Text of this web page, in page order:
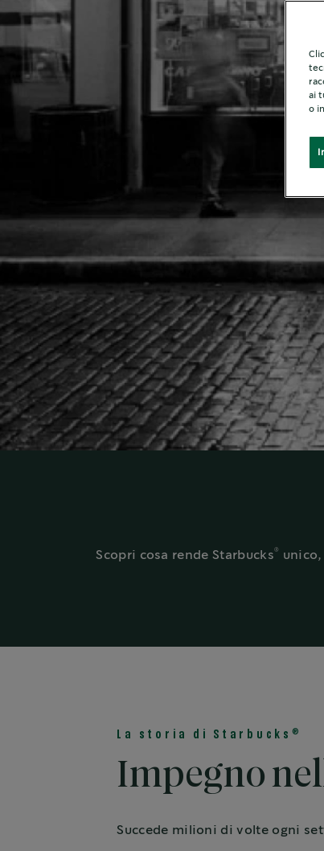
Scopri cosa rende Starbucks®
La storia di Starbucks ®
Impegno
Succede milioni di volte ogni
ai
o